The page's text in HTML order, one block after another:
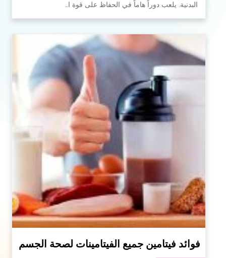
البدنية. يلعب دوراً هاماً في الحفاظ على قوة ا…
فوائد فيتامين جميع الفيتامينات لصحة الجسم